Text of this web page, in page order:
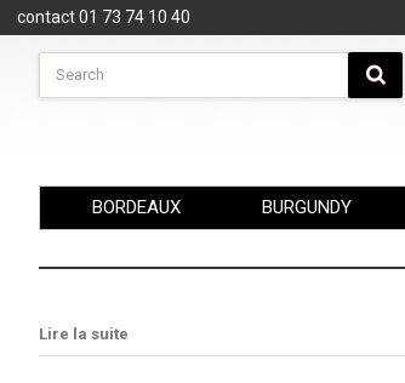
contact 01 73 74 10 40
BORDEAUX BURGUNDY
Lire la suite
Cookies management panel